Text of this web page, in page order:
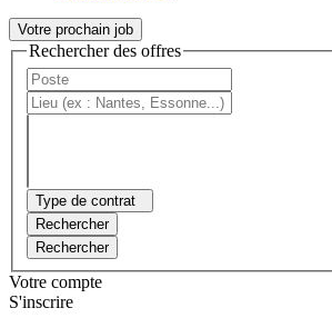
Votre prochain job
Rechercher des offres
Type de contrat
Rechercher
Rechercher
Votre compte
S'inscrire